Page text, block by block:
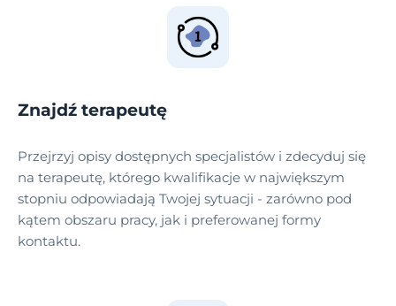
Znajdź terapeutę
Przejrzyj opisy dostępnych specjalistów i zdecyduj się
na terapeutę, którego kwalifikacje w największym
stopniu odpowiadają Twojej sytuacji - zarówno pod
kątem obszaru pracy, jak i preferowanej formy
kontaktu.